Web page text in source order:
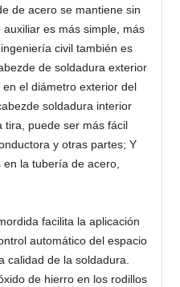
de acero se mantiene sin
es más simple, más
civil también es
de soldadura exterior
el diámetro exterior del
soldadura interior
tira, puede ser más fácil
y otras partes; Y
la tubería de acero,
facilita la aplicación
automático del espacio
calidad de la soldadura.
de hierro en los rodillos